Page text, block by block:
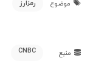
موضوع رمزارز
منبع CNBC